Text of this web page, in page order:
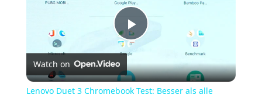
Play
Video
Watch on
Lenovo Duet 3 Chromebook Test: Besser als alle